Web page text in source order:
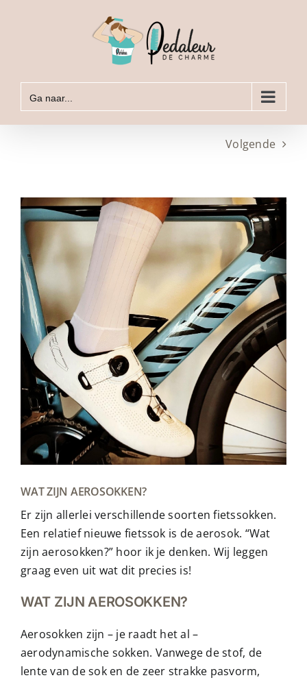
Ga naar...
Volgende
Bekijk
grotere
afbeelding
WAT ZIJN AEROSOKKEN?
Er zijn allerlei verschillende soorten fietssokken.
Een relatief nieuwe fietssok is de aerosok. “Wat
zijn aerosokken?” hoor ik je denken. Wij leggen
graag even uit wat dit precies is!
WAT ZIJN AEROSOKKEN?
Aerosokken zijn – je raadt het al –
aerodynamische sokken. Vanwege de stof, de
lente van de sok en de zeer strakke pasvorm,